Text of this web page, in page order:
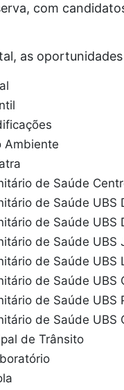
com
as
Ambiente
de Saúde
de Saúde UBS
de Saúde UBS
de Saúde UBS
de Saúde UBS
de Saúde UBS
de Saúde UBS
de Saúde UBS
de Trânsito